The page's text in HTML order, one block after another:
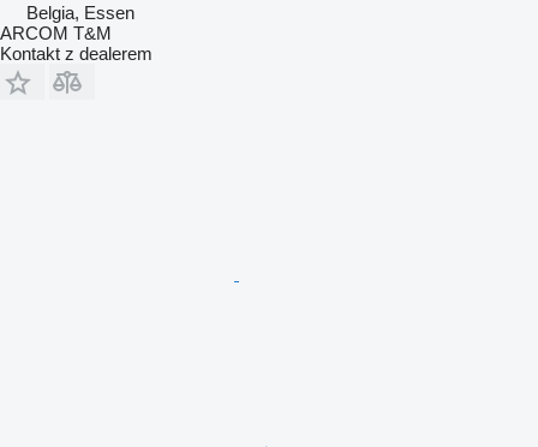
Belgia, Essen
ARCOM T&M
Kontakt z dealerem